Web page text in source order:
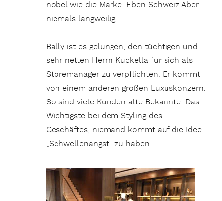
nobel wie die Marke. Eben Schweiz Aber
niemals langweilig.
Bally ist es gelungen, den tüchtigen und
sehr netten Herrn Kuckella für sich als
Storemanager zu verpflichten. Er kommt
von einem anderen großen Luxuskonzern.
So sind viele Kunden alte Bekannte. Das
Wichtigste bei dem Styling des
Geschäftes, niemand kommt auf die Idee
„Schwellenangst“ zu haben.